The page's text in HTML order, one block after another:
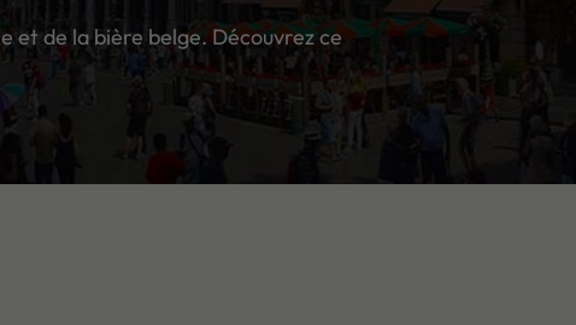
et de la bière belge. Découvrez ce